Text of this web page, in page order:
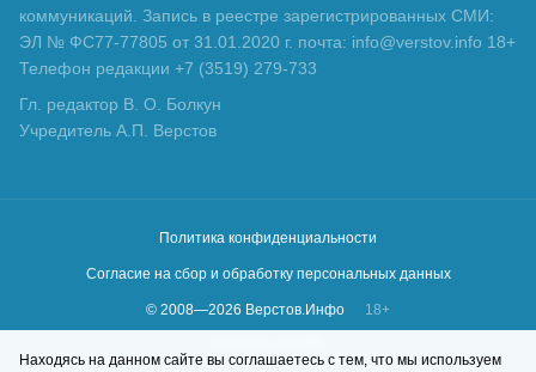
коммуникаций. Запись в реестре зарегистрированных СМИ:
ЭЛ № ФС77-77805 от 31.01.2020 г. почта: info@verstov.info 18+
Телефон редакции +7 (3519) 279-733
Гл. редактор В. О. Болкун
Учредитель А.П. Верстов
Политика конфиденциальности
Согласие на сбор и обработку персональных данных
© 2008—2026 Верстов.Инфо
18+
Находясь на данном сайте вы соглашаетесь с тем, что мы используем